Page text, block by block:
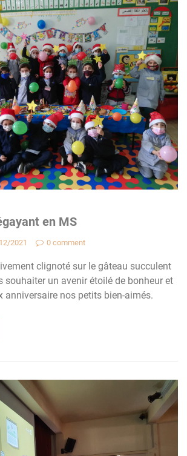
en MS
2021 0 comment
clignoté sur le gâteau succulent
souhaiter un avenir étoilé de bonheur et
anniversaire nos petits bien-aimés.